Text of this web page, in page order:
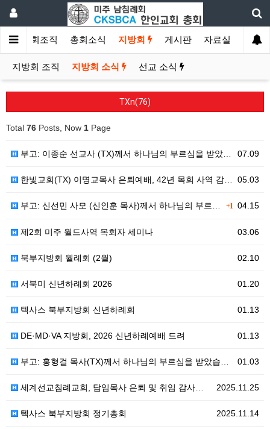
총회조직 총회소식 지방회 게시판 자료실
지방회 조직 지방회 소식 선교 소식
TXn(76)
Total 76 Posts, Now 1 Page
07.09
부고: 이종순 선교사 (TX)께서 하나님의 부르심을 받았습니다.
05.03
한빛교회(TX) 이명교목사 은퇴예배, 42년 목회 사역 감사로 마무리
+1 04.15
부고: 신선민 사모 (신인훈 목사)께서 하나님의 부르심을 받았습니다.
03.06
제2회 미주 월드사역 목회자 세미나
02.10
북부지방회 월례회 (2월)
01.20
서북미 신년하례회 2026
01.13
텍사스 북부지방회 신년하례회
01.13
DE·MD·VA 지방회, 2026 신년하례예배 드려
01.03
부고: 홍형걸 목사(TX)께서 하나님의 부르심을 받았습니다.
2025.11.25
세계선교침례교회, 담임목사 은퇴 및 취임 감사예배 드려 (이근무 목사 은퇴, 오희영 목사 취임)
2025.11.14
텍사스 북부지방회 정기총회